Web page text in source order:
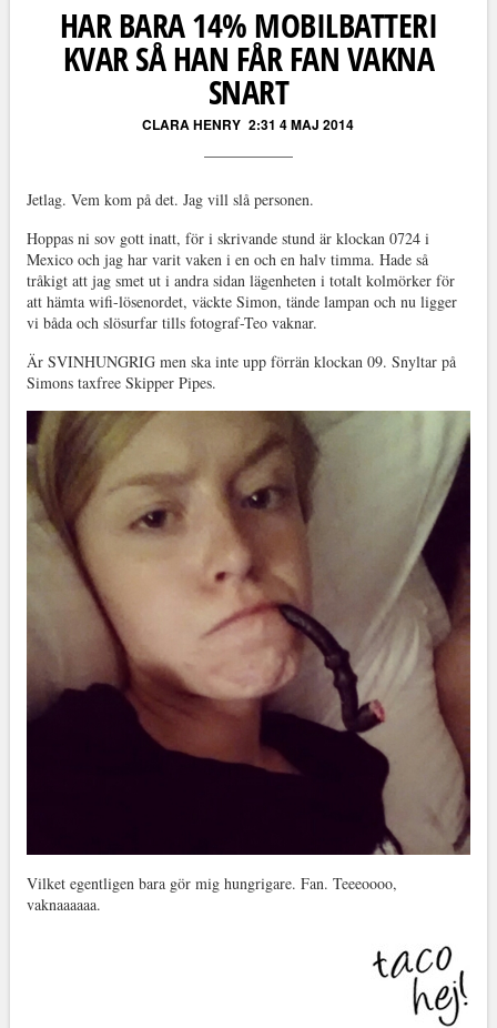
HAR BARA 14% MOBILBATTERI
KVAR SÅ HAN FÅR FAN VAKNA
SNART
CLARA HENRY 2:31 4 MAJ 2014
Jetlag. Vem kom på det. Jag vill slå personen.
Hoppas ni sov gott inatt, för i skrivande stund är klockan 0724 i
Mexico och jag har varit vaken i en och en halv timma. Hade så
tråkigt att jag smet ut i andra sidan lägenheten i totalt kolmörker för
att hämta wifi-lösenordet, väckte Simon, tände lampan och nu ligger
vi båda och slösurfar tills fotograf-Teo vaknar.
Är SVINHUNGRIG men ska inte upp förrän klockan 09. Snyltar på
Simons taxfree Skipper Pipes.
Vilket egentligen bara gör mig hungrigare. Fan. Teeeoooo,
vaknaaaaaa.